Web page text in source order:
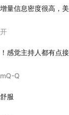
量信息密度很高，
感觉主持人都有点
Q
服